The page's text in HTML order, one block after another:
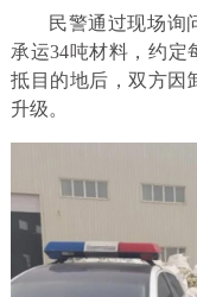
民警通过现场询
承运34吨材料，约定
抵目的地后，双方因
升级。